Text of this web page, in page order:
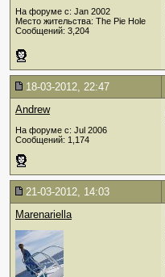
На форуме с: Jan 2002
Место жительства: The Pie Hole
Сообщений: 3,204
18-03-2012, 22:47
Andrew
На форуме с: Jul 2006
Сообщений: 1,174
21-03-2012, 14:03
Marenariella